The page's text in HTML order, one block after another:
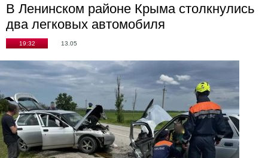
В Ленинском районе Крыма столкнулись
два легковых автомобиля
19:32 13.05